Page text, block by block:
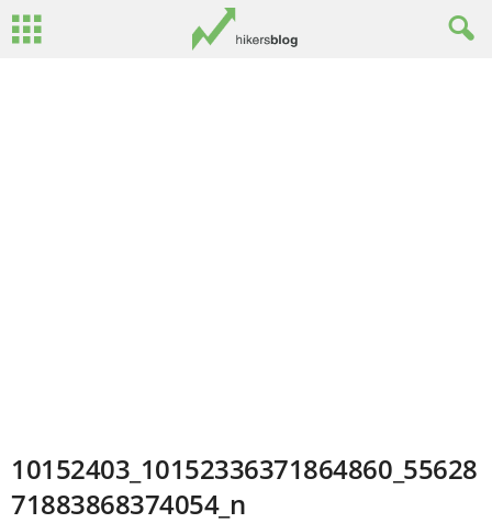
10152403_10152336371864860_55628
71883868374054_n